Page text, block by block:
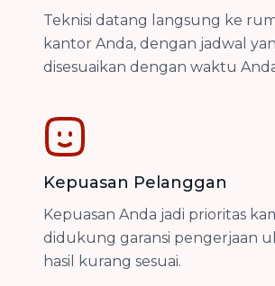
Teknisi datang langsung ke
kantor Anda, dengan jadwal
disesuaikan dengan waktu
Kepuasan Pelanggan
Kepuasan Anda jadi prioritas
didukung garansi pengerjaan
hasil kurang sesuai.